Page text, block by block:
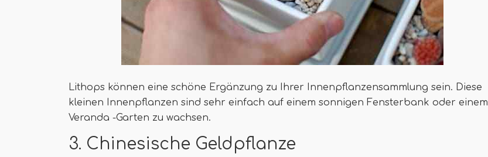
Lithops können eine schöne Ergänzung zu Ihrer Innenpflanzensammlung sein. Diese
kleinen Innenpflanzen sind sehr einfach auf einem sonnigen Fensterbank oder einem
Veranda -Garten zu wachsen.
3. Chinesische Geldpflanze